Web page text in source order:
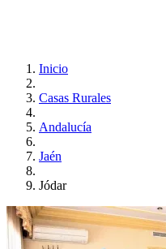
Inicio
Casas Rurales
Andalucía
Jaén
Jódar